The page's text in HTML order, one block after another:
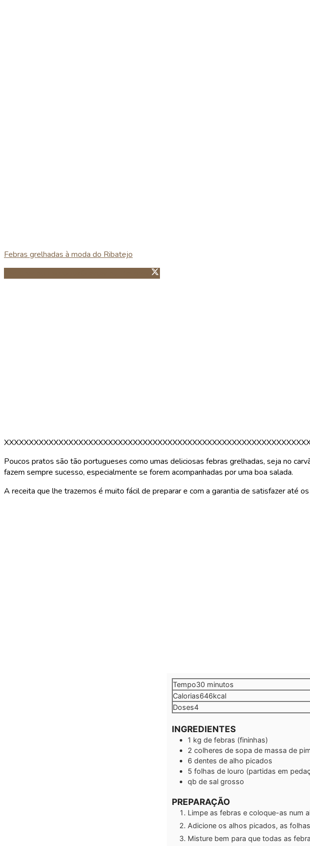
Febras grelhadas à moda do Ribatejo
Guardar no Pinterest
Poucos pratos são tão portugueses como umas deliciosas febras grelhadas, seja no
fazem sempre sucesso, especialmente se forem acompanhadas por uma boa salada.
A receita que lhe trazemos é muito fácil de preparar e com a garantia de satisfazer até
Tempo30 minutos
minutos
Calorias646kcal
Doses4
INGREDIENTES
1 kg de febras (fininhas)
2 colheres de sopa de massa de
6 dentes de alho picados
5 folhas de louro (partidas em
qb de sal grosso
PREPARAÇÃO
Limpe as febras e coloque-as num
Adicione os alhos picados, as
Misture bem para que todas as